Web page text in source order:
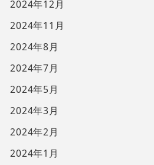
2024年12月
2024年11月
2024年8月
2024年7月
2024年5月
2024年3月
2024年2月
2024年1月